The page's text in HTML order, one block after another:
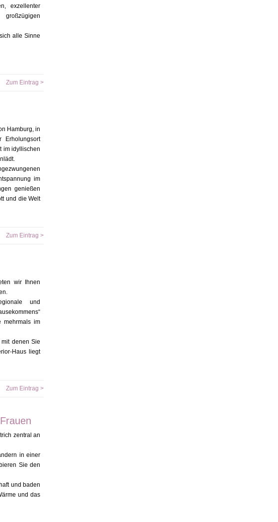
exzellenter
alle Sinne
Zum Eintrag >
Hamburg, in
Erholungsort
im idyllischen
im
genießen
und die Welt
Zum Eintrag >
wir Ihnen
und
mehrmals im
denen Sie
Haus liegt
Zum Eintrag >
zentral an
in einer
Sie den
und baden
und das